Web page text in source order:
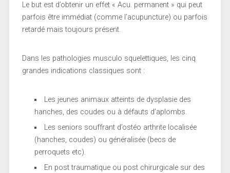
Le but est d’obtenir un effet « Acu. permanent » qui peut
parfois être immédiat (comme l’acupuncture) ou parfois
retardé mais toujours présent.
Dans les pathologies musculo squelettiques, les cinq
grandes indications classiques sont :
Les jeunes animaux atteints de dysplasie des
hanches, des coudes ou à défauts d’aplombs.
Les seniors souffrant d’ostéo arthrite localisée
(hanches, coudes) ou généralisée (becs de
perroquets etc).
En post traumatique ou post chirurgicale sur des